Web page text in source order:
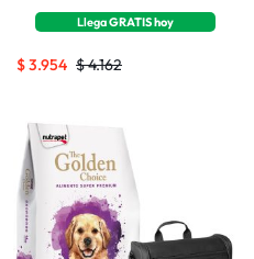
LlegaGRATIShoy
$4.162
$3.954